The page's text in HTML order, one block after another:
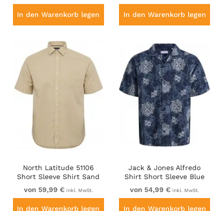
In den Warenkorb legen In den Warenkorb legen
North Latitude 51106
Short Sleeve Shirt Sand
von 59,99 € inkl. MwSt.
In den Warenkorb legen
Jack & Jones Alfredo
Shirt Short Sleeve Blue
von 54,99 € inkl. MwSt.
In den Warenkorb legen